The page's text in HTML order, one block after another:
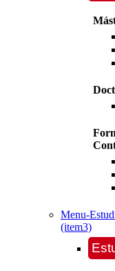
Menu-
(item3)